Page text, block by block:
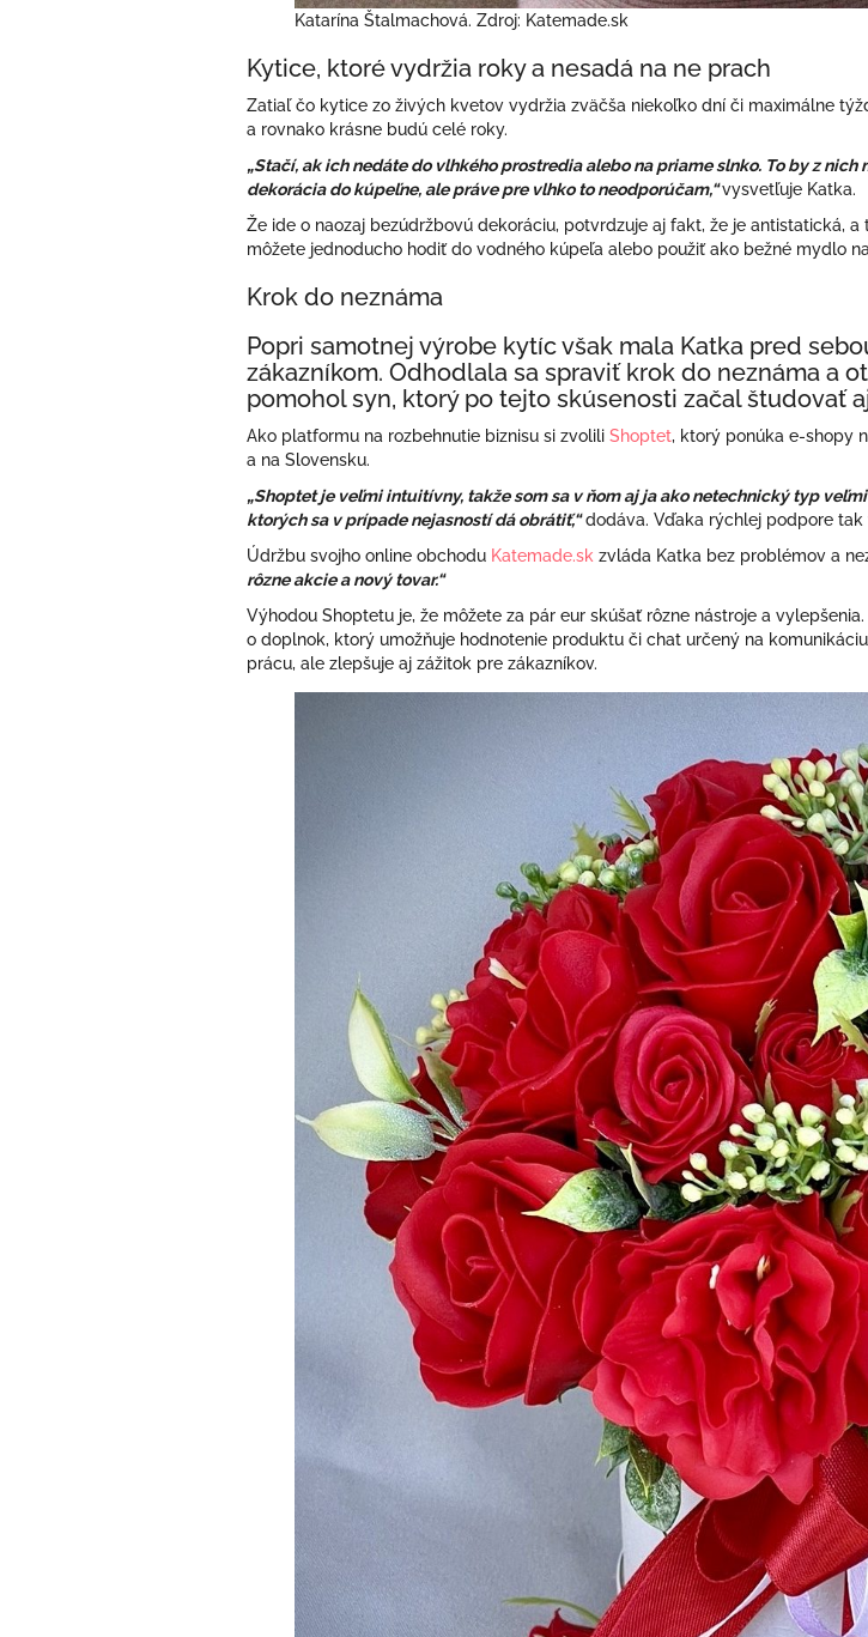
Katarína Štalmachová. Zdroj: Katemade.sk
Kytice, ktoré vydržia roky a nesadá na ne prach
Zatiaľ čo kytice zo živých kvetov vydržia zväčša niekoľko dní či maximálne
a rovnako krásne budú celé roky.
„Stačí, ak ich nedáte do vlhkého prostredia alebo na priame slnko. To by z
dekorácia do kúpeľne, ale práve pre vlhko to neodporúčam,“vysvetľuje Katka.
Že ide o naozaj bezúdržbovú dekoráciu, potvrdzuje aj fakt, že je antistatická,
môžete jednoducho hodiť do vodného kúpeľa alebo použiť ako bežné mydlo
Krok do neznáma
Popri samotnej výrobe kytíc však mala Katka pred
zákazníkom. Odhodlala sa spraviť krok do neznáma a
pomohol syn, ktorý po tejto skúsenosti začal študovať
Ako platformu na rozbehnutie biznisu si zvolili Shoptet, ktorý ponúka e-shopy
a na Slovensku.
„Shoptet je veľmi intuitívny, takže som sa v ňom aj ja ako netechnický typ
ktorých sa v prípade nejasností dá obrátiť,“ dodáva. Vďaka rýchlej podpore
Údržbu svojho online obchodu Katemade.sk zvláda Katka bez problémov a
rôzne akcie a nový tovar.“
Výhodou Shoptetu je, že môžete za pár eur skúšať rôzne nástroje a
o doplnok, ktorý umožňuje hodnotenie produktu či chat určený na
prácu, ale zlepšuje aj zážitok pre zákazníkov.